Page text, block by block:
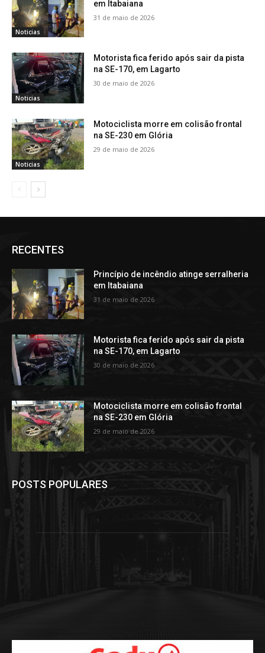
Noticias
em Itabaiana
31 de maio de 2026
Noticias
Motorista fica ferido após sair da pista
na SE-170, em Lagarto
30 de maio de 2026
Noticias
Motociclista morre em colisão frontal
na SE-230 em Glória
29 de maio de 2026
RECENTES
Princípio de incêndio atinge serralheria
em Itabaiana
31 de maio de 2026
Motorista fica ferido após sair da pista
na SE-170, em Lagarto
30 de maio de 2026
Motociclista morre em colisão frontal
na SE-230 em Glória
29 de maio de 2026
POSTS POPULARES